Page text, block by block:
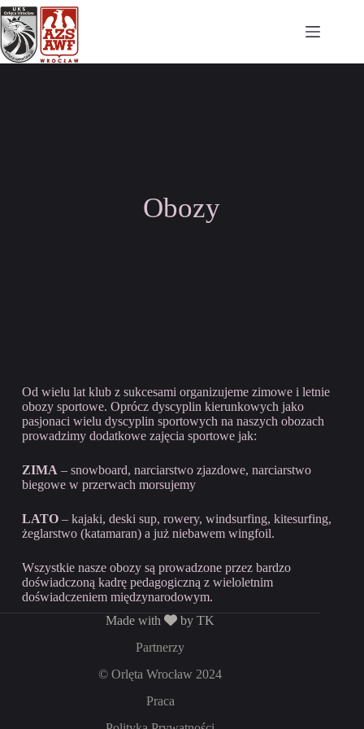
Obozy
Od wielu lat klub z sukcesami organizujeme zimowe i letnie
obozy sportowe. Oprócz dyscyplin kierunkowych jako
pasjonaci wielu dyscyplin sportowych na naszych obozach
prowadzimy dodatkowe zajęcia sportowe jak:
ZIMA – snowboard, narciarstwo zjazdowe, narciarstwo
biegowe w przerwach morsujemy
LATO– kajaki, deski sup, rowery, windsurfing, kitesurfing,
żeglarstwo (katamaran) a już niebawem wingfoil.
Wszystkie nasze obozy są prowadzone przez bardzo
doświadczoną kadrę pedagogiczną z wieloletnim
doświadczeniem międzynarodowym.
Made with
by TK
Partnerzy
© Orlęta Wrocław 2024
Praca